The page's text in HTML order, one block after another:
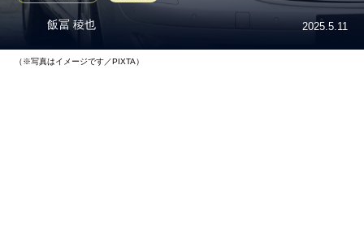
飯冨 稜也 2025.5.11
（※写真はイメージです／PIXTA）